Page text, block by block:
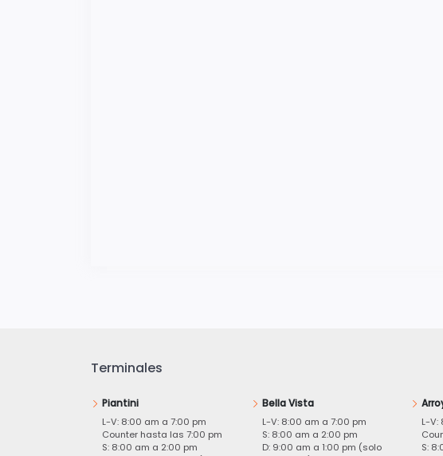
Terminales
Piantini
L-V: 8:00 am a 7:00 pm
Counter hasta las 7:00 pm
S: 8:00 am a 2:00 pm
Bella Vista
L-V: 8:00 am a 7:00 pm
S: 8:00 am a 2:00 pm
D: 9:00 am a 1:00 pm (solo
L-V:
S: